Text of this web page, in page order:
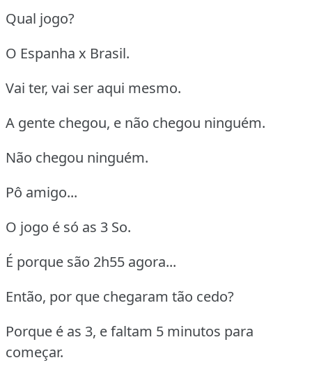
Qual jogo?
O Espanha x Brasil.
Vai ter, vai ser aqui mesmo.
A gente chegou, e não chegou ninguém.
Não chegou ninguém.
Pô amigo...
O jogo é só as 3 So.
É porque são 2h55 agora...
Então, por que chegaram tão cedo?
Porque é as 3, e faltam 5 minutos para
começar.